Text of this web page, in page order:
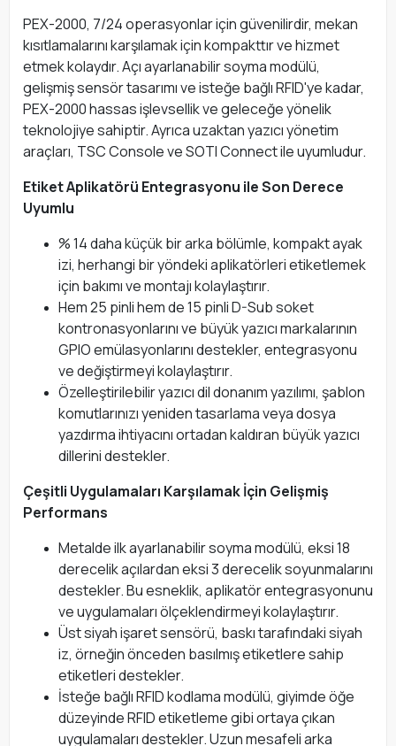
PEX-2000, 7/24 operasyonlar için güvenilirdir, mekan
kısıtlamalarını karşılamak için kompakttır ve hizmet
etmek kolaydır. Açı ayarlanabilir soyma modülü,
gelişmiş sensör tasarımı ve isteğe bağlı RFID'ye kadar,
PEX-2000 hassas işlevsellik ve geleceğe yönelik
teknolojiye sahiptir. Ayrıca uzaktan yazıcı yönetim
araçları, TSC Console ve SOTI Connect ile uyumludur.
Etiket Aplikatörü Entegrasyonu ile Son Derece
Uyumlu
% 14 daha küçük bir arka bölümle, kompakt ayak
izi, herhangi bir yöndeki aplikatörleri etiketlemek
için bakımı ve montajı kolaylaştırır.
Hem 25 pinli hem de 15 pinli D-Sub soket
kontronasyonlarını ve büyük yazıcı markalarının
GPIO emülasyonlarını destekler, entegrasyonu
ve değiştirmeyi kolaylaştırır.
Özelleştirilebilir yazıcı dil donanım yazılımı, şablon
komutlarınızı yeniden tasarlama veya dosya
yazdırma ihtiyacını ortadan kaldıran büyük yazıcı
dillerini destekler.
Çeşitli Uygulamaları Karşılamak İçin Gelişmiş
Performans
Metalde ilk ayarlanabilir soyma modülü, eksi 18
derecelik açılardan eksi 3 derecelik soyunmalarını
destekler. Bu esneklik, aplikatör entegrasyonunu
ve uygulamaları ölçeklendirmeyi kolaylaştırır.
Üst siyah işaret sensörü, baskı tarafındaki siyah
iz, örneğin önceden basılmış etiketlere sahip
etiketleri destekler.
İsteğe bağlı RFID kodlama modülü, giyimde öğe
düzeyinde RFID etiketleme gibi ortaya çıkan
uygulamaları destekler. Uzun mesafeli arka